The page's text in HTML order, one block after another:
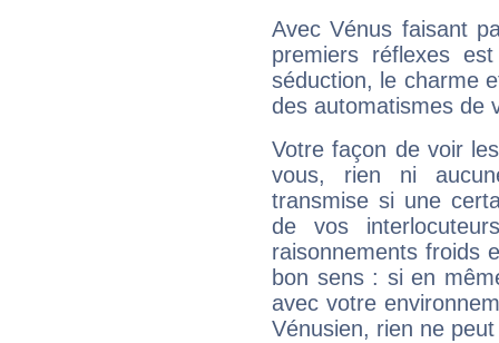
Avec Vénus faisant
premiers réflexes
séduction, le charme
des automatismes de
Votre façon de voir
vous, rien ni
transmise si une
de vos
raisonnements froids
bon sens : si en
avec votre
Vénusien, rien ne